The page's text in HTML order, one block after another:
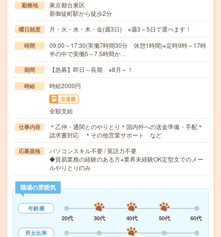
勤務地
東京都台東区
新御徒町駅から徒歩2分
曜日頻度 月・火・水・木・金(週3日) ※週3～5日で選べます！
時間
09:00～17:30(実働7時間30分 休憩1時間)※定時9時～17時
半の中で実働5～7.5時間か…
期間 【急募】即日～長期 ※8月～！
時給 時給2000円
交通費
全額支給
仕事内容
＊乙仲・通関とのやりとり＊国内外への送金準備・手配＊
請求書対応 ＊その他営業サポート など
応募資格
パソコンスキル不要 / 英語力不要
◆貿易業務の経験のある方※業界未経験OK定型文でのメー
ルやりとりのみ
職場の雰囲気
年齢層
20代
30代 40代 50代
60代
男女比率